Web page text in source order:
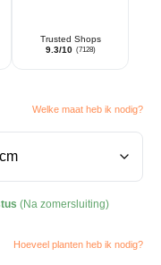
Trusted Shops
9.3/10 (7128)
Welke maat heb ik nodig?
(Na zomersluiting)
Hoeveel planten heb ik nodig?